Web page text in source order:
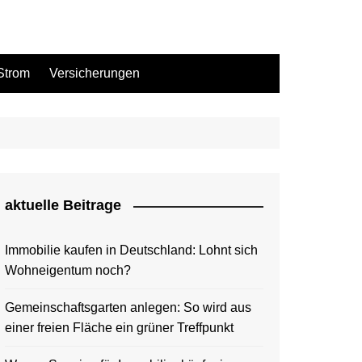
Versicherungen
aktuelle Beitrage
Immobilie kaufen in Deutschland: Lohnt sich
Wohneigentum noch?
Gemeinschaftsgarten anlegen: So wird aus
einer freien Fläche ein grüner Treffpunkt